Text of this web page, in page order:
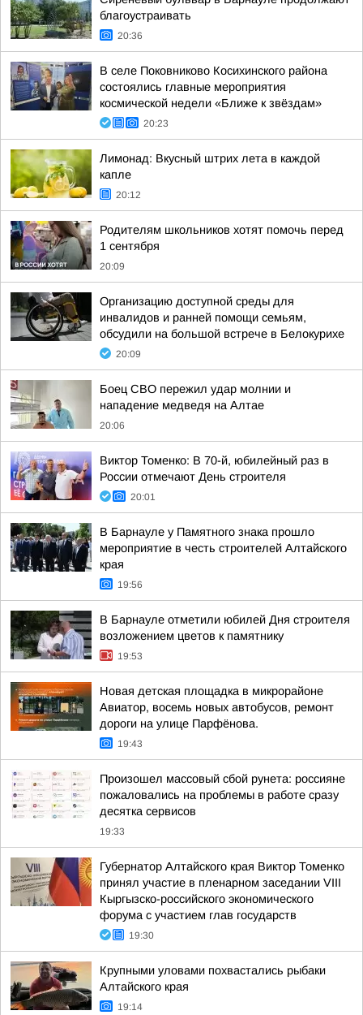
благоустраивать
20:36
В селе Поковниково Косихинского района
состоялись главные мероприятия
космической недели «Ближе к звёздам»
20:23
Лимонад: Вкусный штрих лета в каждой
капле
20:12
Родителям школьников хотят помочь перед
1 сентября
20:09
Организацию доступной среды для
инвалидов и ранней помощи семьям,
обсудили на большой встрече в Белокурихе
20:09
Боец СВО пережил удар молнии и
нападение медведя на Алтае
20:06
Виктор Томенко: В 70-й, юбилейный раз в
России отмечают День строителя
20:01
В Барнауле у Памятного знака прошло
мероприятие в честь строителей Алтайского
края
19:56
В Барнауле отметили юбилей Дня строителя
возложением цветов к памятнику
19:53
Новая детская площадка в микрорайоне
Авиатор, восемь новых автобусов, ремонт
дороги на улице Парфёнова.
19:43
Произошел массовый сбой рунета: россияне
пожаловались на проблемы в работе сразу
десятка сервисов
19:33
Губернатор Алтайского края Виктор Томенко
принял участие в пленарном заседании VIII
Кыргызско-российского экономического
форума с участием глав государств
19:30
Крупными уловами похвастались рыбаки
Алтайского края
19:14